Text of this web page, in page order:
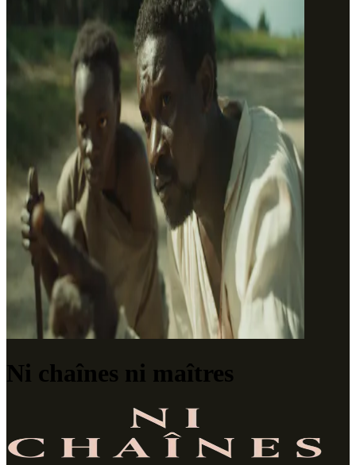
Ni chaînes ni maîtres